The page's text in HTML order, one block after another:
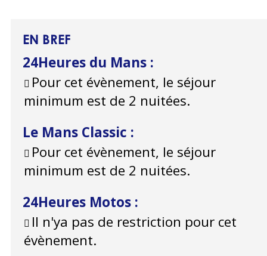
EN BREF
24Heures du Mans :
Pour cet évènement, le séjour
minimum est de 2 nuitées.
Le Mans Classic :
Pour cet évènement, le séjour
minimum est de 2 nuitées.
24Heures Motos :
Il n'ya pas de restriction pour cet
évènement.